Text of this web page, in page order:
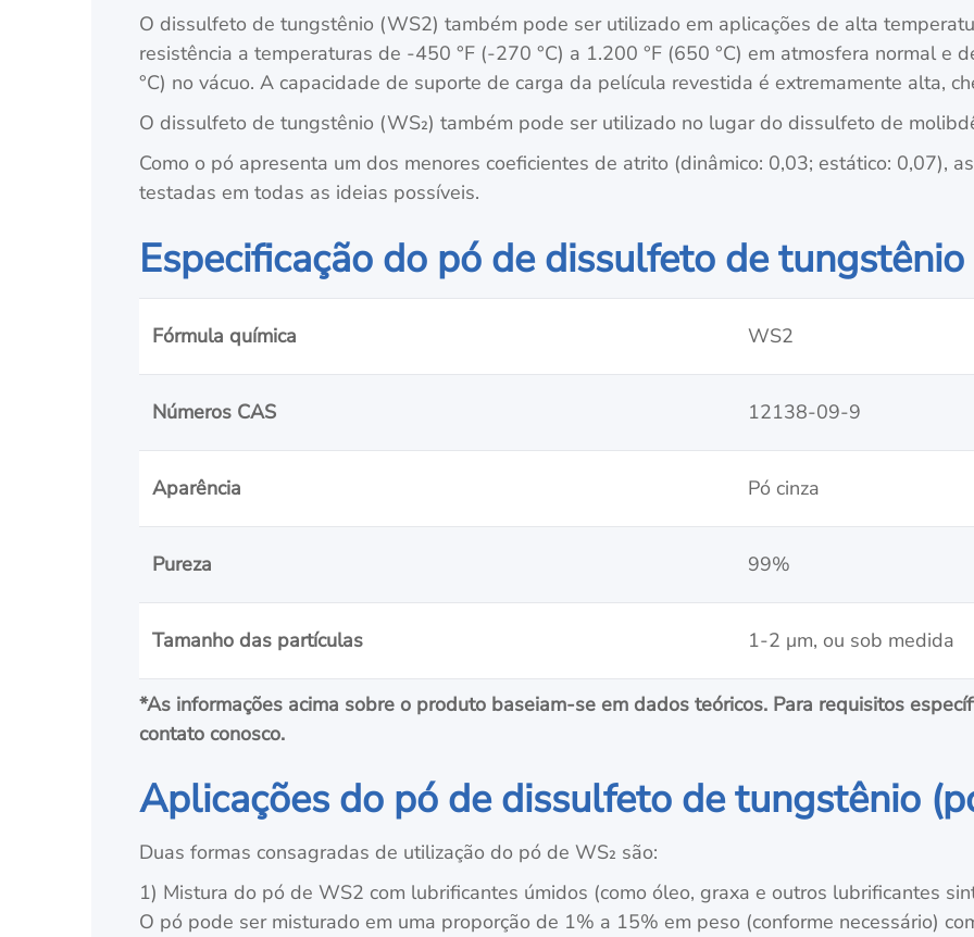
O dissulfeto de tungstênio (WS2) também pode ser utilizado em aplicações de alta
resistência a temperaturas de -450 °F (-270 °C) a 1.200 °F (650 °C) em atmosfera normal e
°C) no vácuo. A capacidade de suporte de carga da película revestida é extremamente alta,
O dissulfeto de tungstênio (WS₂) também pode ser utilizado no lugar do dissulfeto de
Como o pó apresenta um dos menores coeficientes de atrito (dinâmico: 0,03; estático: 0,07),
testadas em todas as ideias possíveis.
Especificação do pó de dissulfeto de tungstênio
Fórmula química WS2
Números CAS 12138-09-9
Aparência Pó cinza
Pureza 99%
Tamanho das partículas 1-2 μm, ou sob medida
*As informações acima sobre o produto baseiam-se em dados teóricos. Para requisitos
contato conosco.
Aplicações do pó de dissulfeto de tungstênio
Duas formas consagradas de utilização do pó de WS₂ são:
1) Mistura do pó de WS2 com lubrificantes úmidos (como óleo, graxa e outros lubrificantes
O pó pode ser misturado em uma proporção de 1% a 15% em peso (conforme necessário)